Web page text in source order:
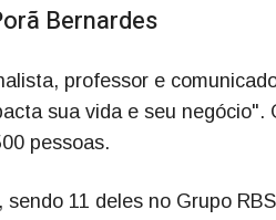
Bernardes
professor e
sua vida e seu negócio".
pessoas.
11 deles no Grupo